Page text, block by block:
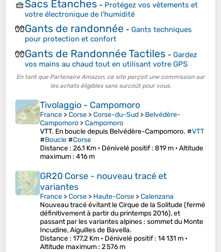
🧺Sacs Étanches - Protégez vos vêtements et
votre électronique de l'humidité
🧤Gants de randonnée - Gants techniques
pour protection et confort
🧤Gants de Randonnée Tactiles - Gardez
vos mains au chaud tout en utilisant votre GPS
En tant que Partenaire Amazon, ce site perçoit une commission sur
les achats éligibles sans surcoût pour vous.
Tivolaggio - Campomoro
France >Corse >Corse-du-Sud > Belvédère-
Campomoro >Campomoro
VTT. En boucle depuis Belvédère-Campomoro. #VTT
#Boucle#Corse
Distance : 26,1 Km • Dénivelé positif: 819 m •Altitude
maximum : 416 m
GR20 Corse - nouveau tracé et
variantes
France >Corse > Haute-Corse >Calenzana
Nouveau tracé évitant le Cirque de la Solitude (fermé
définitivement à partir du printemps 2016), et
passant par les variantes alpines : sommet du Monte
Incudine, Aiguilles de Bavella.
Distance : 177,2 Km • Dénivelé positif: 14 131 m •
Altitude maximum : 2 576 m